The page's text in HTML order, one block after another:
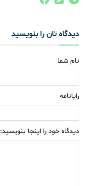
دیدگاه تان را بنویسید
نام شما
رایانامه
دیدگاه خود را اینجا بنویسید: